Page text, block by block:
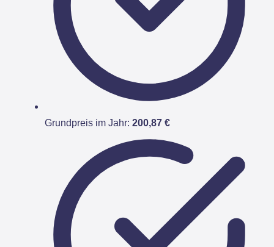
Grundpreis im Jahr: 200,87 €